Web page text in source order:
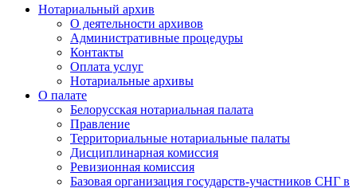
Нотариальный архив
О деятельности архивов
Административные процедуры
Контакты
Оплата услуг
Нотариальные архивы
О палате
Белорусская нотариальная палата
Правление
Территориальные нотариальные палаты
Дисциплинарная комиссия
Ревизионная комиссия
Базовая организация государств-участников СНГ в